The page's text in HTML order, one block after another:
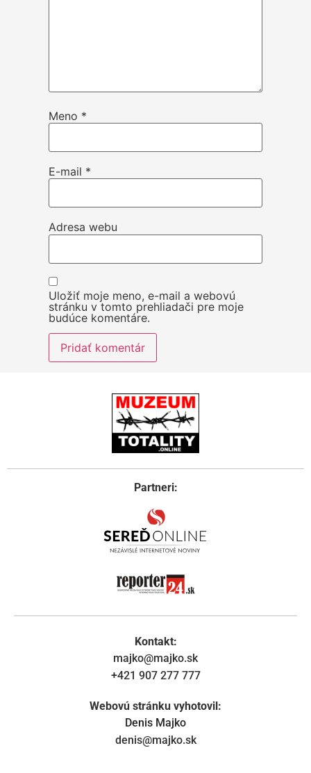
Meno *
E-mail *
Adresa webu
Uložiť moje meno, e-mail a webovú
stránku v tomto prehliadači pre moje
budúce komentáre.
Partneri:
Kontakt:
majko@majko.sk
+421 907 277 777
Webovú stránku vyhotovil:
Denis Majko
denis@majko.sk